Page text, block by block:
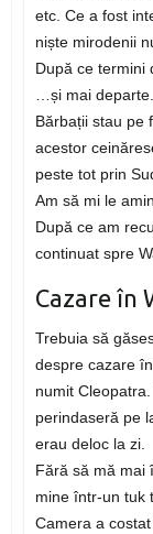
etc. Ce a fost
niște mirodenii
După ce termini
…și mai departe.
Bărbații stau pe
acestor
peste tot prin
Am să mi le
După ce am
continuat spre
Cazare în
Trebuia să
despre cazare
numit
perindaseră pe
erau deloc la zi.
Fără să mă mai
mine într-un tuk
Camera a